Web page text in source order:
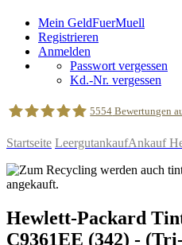
Mein GeldFuerMuell
Registrieren
Anmelden
Passwort vergessen
Kd.-Nr. vergessen
5554 Bewertungen
Startseite LeergutankaufAnkauf
Hewlett-Packard
C9361EE (342) -